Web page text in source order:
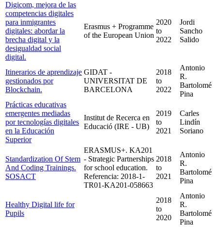
Digicom, mejora de las
competencias digitales
para inmigrantes
digitales: abordar la
brecha digital y la
desigualdad social
digital.
Erasmus + Programme
of the European Union
2020
to
2022
Jordi
Sancho
Salido
Itinerarios de aprendizaje
gestionados por
Blockchain.
GIDAT -
UNIVERSITAT DE
BARCELONA
2018
to
2022
Antonio
R.
Bartolomé
Pina
Prácticas educativas
emergentes mediadas
por tecnologías digitales
en la Educación
Superior
Institut de Recerca en
Educació (IRE - UB)
2019
to
2021
Carles
Lindín
Soriano
Standardization Of Stem
And Coding Trainings.
SOSACT
ERASMUS+. KA201
- Strategic Partnerships
for school education.
Referencia: 2018-1-
TR01-KA201-058663
2018
to
2021
Antonio
R.
Bartolomé
Pina
Healthy Digital life for
Pupils
2018
to
2020
Antonio
R.
Bartolomé
Pina